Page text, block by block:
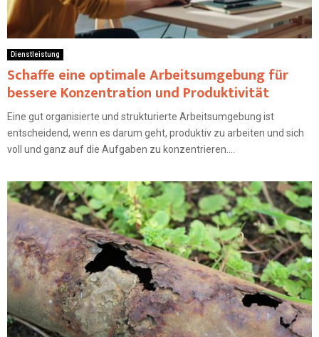
Dienstleistung
Schaffe eine optimale Arbeitsumgebung für
bessere Konzentration und Produktivität
Eine gut organisierte und strukturierte Arbeitsumgebung ist
entscheidend, wenn es darum geht, produktiv zu arbeiten und sich
voll und ganz auf die Aufgaben zu konzentrieren....